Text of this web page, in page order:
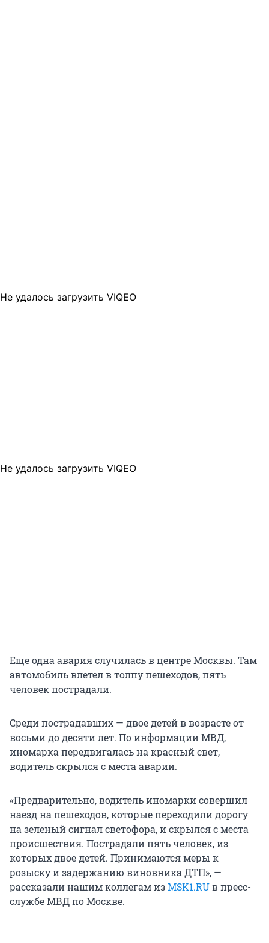
Не удалось загрузить VIQEO
Не удалось загрузить VIQEO
Еще одна авария случилась в центре Москвы. Там
автомобиль влетел в толпу пешеходов, пять
человек пострадали.
Среди пострадавших — двое детей в возрасте от
восьми до десяти лет. По информации МВД,
иномарка передвигалась на красный свет,
водитель скрылся с места аварии.
«Предварительно, водитель иномарки совершил
наезд на пешеходов, которые переходили дорогу
на зеленый сигнал светофора, и скрылся с места
происшествия. Пострадали пять человек, из
которых двое детей. Принимаются меры к
розыску и задержанию виновника ДТП», —
рассказали нашим коллегам изMSK1.RUв пресс-
службе МВД по Москве.